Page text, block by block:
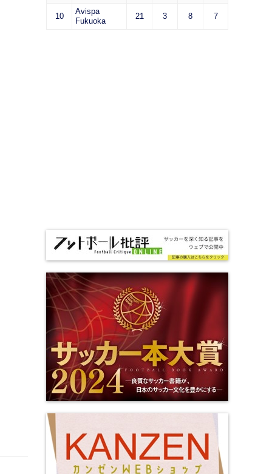
10
Avispa
Fukuoka
21 3 8 7